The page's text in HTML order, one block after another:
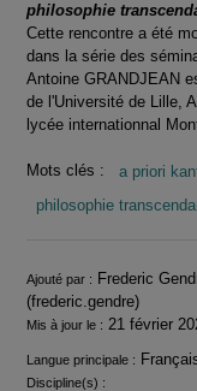
philosophie
Cette rencontre a été
dans la série des
Antoine GRANDJEAN
de l'Université de Lille,
lycée internationnal
Mots clés : a priori
philosophie
Ajouté par : Frederic
(frederic.gendre)
Mis à jour le : 21 février
Langue principale :
Discipline(s) :